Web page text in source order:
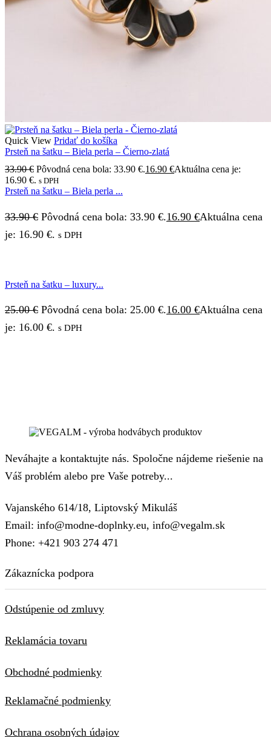
Quick View Pridať do košíka
Prsteň na šatku – Biela perla – Čierno-zlatá
33.90€ Pôvodná cena bola: 33.90 €.16.90 €Aktuálna cena je:
16.90 €. s DPH
Prsteň na šatku – Biela perla ...
33.90€ Pôvodná cena bola: 33.90 €.16.90 €Aktuálna cena
je: 16.90 €. s DPH
Prsteň na šatku – luxury...
25.00€ Pôvodná cena bola: 25.00 €.16.00 €Aktuálna cena
je: 16.00 €. s DPH
Neváhajte a kontaktujte nás. Spoločne nájdeme riešenie na
Váš problém alebo pre Vaše potreby...
Vajanského 614/18, Liptovský Mikuláš
Email: info@modne-doplnky.eu, info@vegalm.sk
Phone: +421 903 274 471
Zákaznícka podpora
Odstúpenie od zmluvy
Reklamácia tovaru
Obchodné podmienky
Reklamačné podmienky
Ochrana osobných údajov